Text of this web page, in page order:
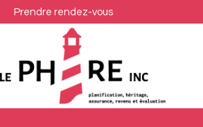
Prendre rendez-vous